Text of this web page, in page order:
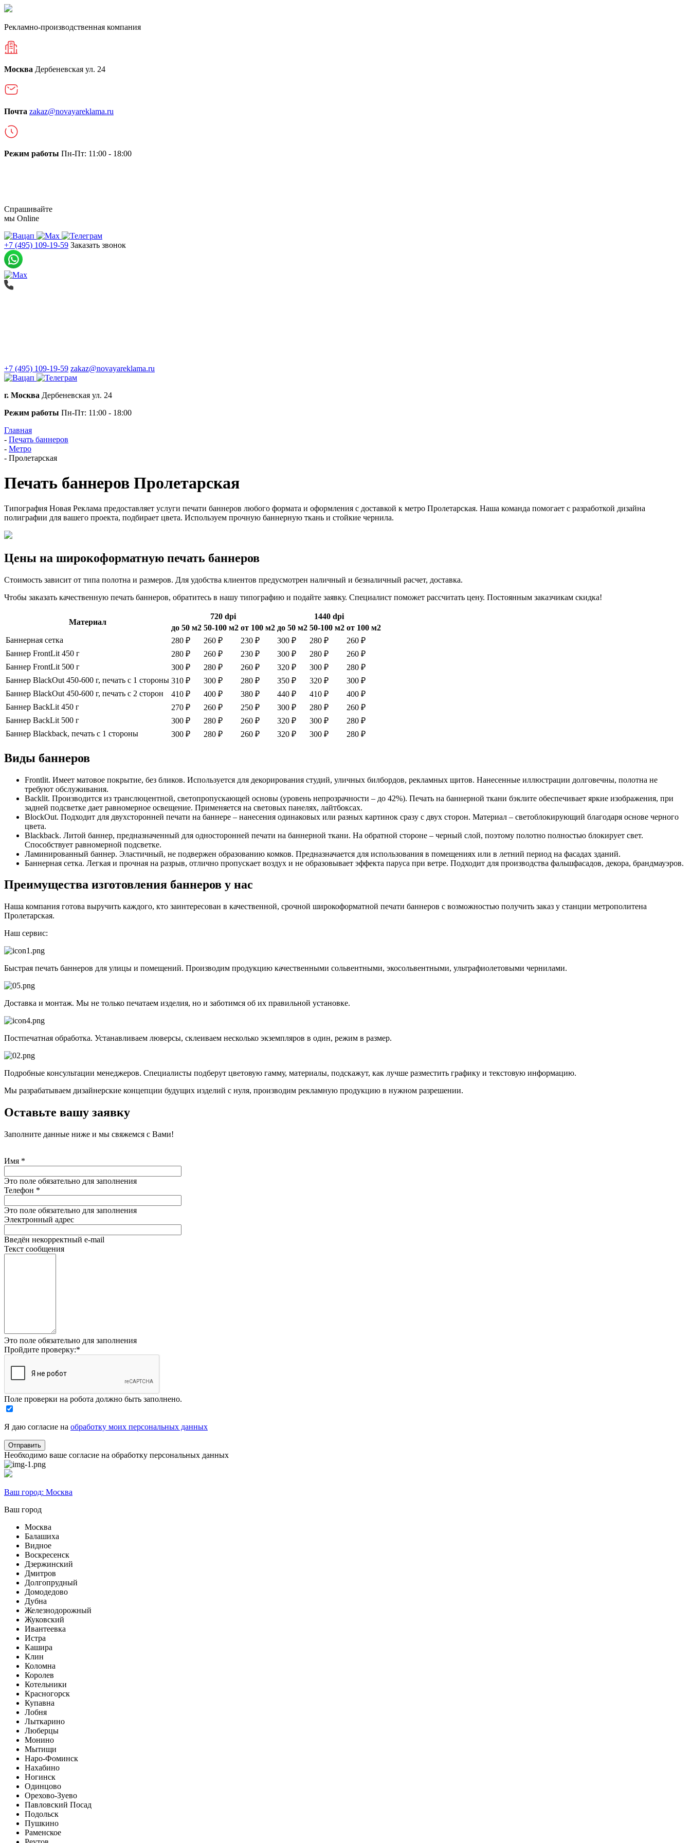
Рекламно-производственная компания
Москва Дербеневская ул. 24
Почта zakaz@novayareklama.ru
Режим работы Пн-Пт: 11:00 - 18:00
Спрашивайте
мы Online
+7 (495) 109-19-59 Заказать звонок
+7 (495) 109-19-59 zakaz@novayareklama.ru
г. Москва Дербеневская ул. 24
Режим работы Пн-Пт: 11:00 - 18:00
Главная
- Печать баннеров
- Метро
- Пролетарская
Печать баннеров Пролетарская
Типография Новая Реклама предоставляет услуги печати баннеров любого формата и оформления с доставкой к метро Пролетарская. Наша команда помогает с разработкой дизайна
полиграфии для вашего проекта, подбирает цвета. Используем прочную баннерную ткань и стойкие чернила.
Цены на широкоформатную печать баннеров
Стоимость зависит от типа полотна и размеров. Для удобства клиентов предусмотрен наличный и безналичный расчет, доставка.
Чтобы заказать качественную печать баннеров, обратитесь в нашу типографию и подайте заявку. Специалист поможет рассчитать цену. Постоянным заказчикам скидка!
Материал
720 dpi
1440 dpi
до 50 м2 50-100 м2 от 100 м2 до 50 м2 50-100 м2 от 100 м2
Баннерная сетка
280 ₽ 260 ₽ 230 ₽ 300 ₽ 280 ₽
260 ₽
Баннер FrontLit 450 г
280 ₽ 260 ₽ 230 ₽ 300 ₽ 280 ₽
260 ₽
Баннер FrontLit 500 г
300 ₽ 280 ₽ 260 ₽ 320 ₽ 300 ₽
280 ₽
Баннер BlackOut 450-600 г, печать с 1 стороны 310 ₽ 300 ₽ 280 ₽ 350 ₽ 320 ₽
300 ₽
Баннер BlackOut 450-600 г, печать с 2 сторон
410 ₽ 400 ₽ 380 ₽ 440 ₽ 410 ₽
400 ₽
Баннер BackLit 450 г
270 ₽ 260 ₽ 250 ₽ 300 ₽ 280 ₽
260 ₽
Баннер BackLit 500 г
300 ₽ 280 ₽ 260 ₽ 320 ₽ 300 ₽
280 ₽
Баннер Blackback, печать с 1 стороны
300 ₽ 280 ₽ 260 ₽ 320 ₽ 300 ₽ 280 ₽
Виды баннеров
Frontlit. Имеет матовое покрытие, без бликов. Используется для декорирования студий, уличных билбордов, рекламных щитов. Нанесенные иллюстрации долговечны, полотна не
требуют обслуживания.
Backlit. Производится из транслюцентной, светопропускающей основы (уровень непрозрачности – до 42%). Печать на баннерной ткани бэклите обеспечивает яркие изображения, при
задней подсветке дает равномерное освещение. Применяется на световых панелях, лайтбоксах.
BlockOut. Подходит для двухсторонней печати на баннере – нанесения одинаковых или разных картинок сразу с двух сторон. Материал – светоблокирующий благодаря основе черного
цвета.
Blackback. Литой баннер, предназначенный для односторонней печати на баннерной ткани. На обратной стороне – черный слой, поэтому полотно полностью блокирует свет.
Способствует равномерной подсветке.
Ламинированный баннер. Эластичный, не подвержен образованию комков. Предназначается для использования в помещениях или в летний период на фасадах зданий.
Баннерная сетка. Легкая и прочная на разрыв, отлично пропускает воздух и не образовывает эффекта паруса при ветре. Подходит для производства фальшфасадов, декора, брандмауэров.
Преимущества изготовления баннеров у нас
Наша компания готова выручить каждого, кто заинтересован в качественной, срочной широкоформатной печати баннеров с возможностью получить заказ у станции метрополитена
Пролетарская.
Наш сервис:
Быстрая печать баннеров для улицы и помещений. Производим продукцию качественными сольвентными, экосольвентными, ультрафиолетовыми чернилами.
Доставка и монтаж. Мы не только печатаем изделия, но и заботимся об их правильной установке.
Постпечатная обработка. Устанавливаем люверсы, склеиваем несколько экземпляров в один, режим в размер.
Подробные консультации менеджеров. Специалисты подберут цветовую гамму, материалы, подскажут, как лучше разместить графику и текстовую информацию.
Мы разрабатываем дизайнерские концепции будущих изделий с нуля, производим рекламную продукцию в нужном разрешении.
Оставьте вашу заявку
Заполните данные ниже и мы свяжемся с Вами!
Имя *
Это поле обязательно для заполнения
Телефон *
Это поле обязательно для заполнения
Электронный адрес
Введён некорректный e-mail
Текст сообщения
Это поле обязательно для заполнения
Пройдите проверку:*
Поле проверки на робота должно быть заполнено.
Я даю согласие на обработку моих персональных данных
Необходимо ваше согласие на обработку персональных данных
Ваш город: Москва
Ваш город
Москва
Балашиха
Видное
Воскресенск
Дзержинский
Дмитров
Долгопрудный
Домодедово
Дубна
Железнодорожный
Жуковский
Ивантеевка
Истра
Кашира
Клин
Коломна
Королев
Котельники
Красногорск
Купавна
Лобня
Лыткарино
Люберцы
Монино
Мытищи
Наро-Фоминск
Нахабино
Ногинск
Одинцово
Орехово-Зуево
Павловский Посад
Подольск
Пушкино
Раменское